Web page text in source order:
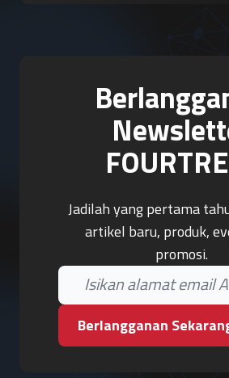
Jadilah yang pertama
artikel baru, produk,
promosi.
Berlangganan